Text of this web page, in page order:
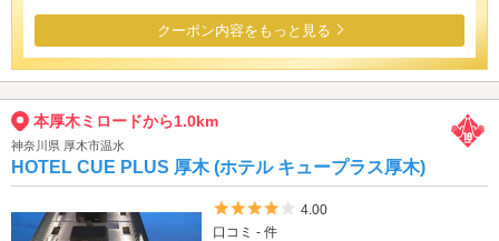
クーポン内容をもっと見る
本厚木ミロードから1.0km
神奈川県 厚木市温水
HOTEL CUE PLUS 厚木 (ホテル キュープラス厚木)
5つ星のうち4
4.00
口コミ - 件